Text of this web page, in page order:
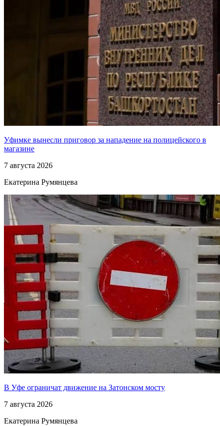
Уфимке вынесли приговор за нападение на полицейского в
магазине
7 августа 2026
Екатерина Румянцева
В Уфе ограничат движение на Затонском мосту
7 августа 2026
Екатерина Румянцева